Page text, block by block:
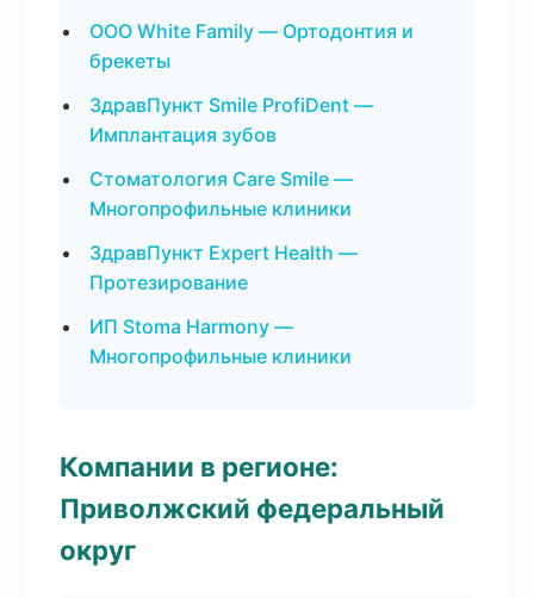
ООО White Family — Ортодонтия и
брекеты
ЗдравПункт Smile ProfiDent —
Имплантация зубов
Стоматология Care Smile —
Многопрофильные клиники
ЗдравПункт Expert Health —
Протезирование
ИП Stoma Harmony —
Многопрофильные клиники
Компании в регионе:
Приволжский федеральный
округ